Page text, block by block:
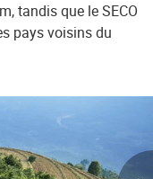
tandis que le SECO
pays voisins du